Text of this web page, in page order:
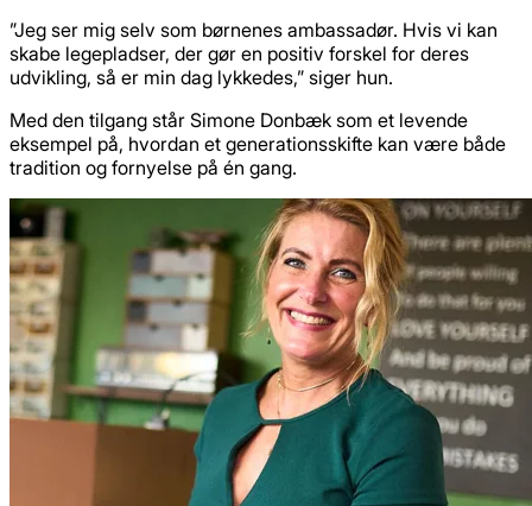
”Jeg ser mig selv som børnenes ambassadør. Hvis vi kan
skabe legepladser, der gør en positiv forskel for deres
udvikling, så er min dag lykkedes,” siger hun.
Med den tilgang står Simone Donbæk som et levende
eksempel på, hvordan et generationsskifte kan være både
tradition og fornyelse på én gang.